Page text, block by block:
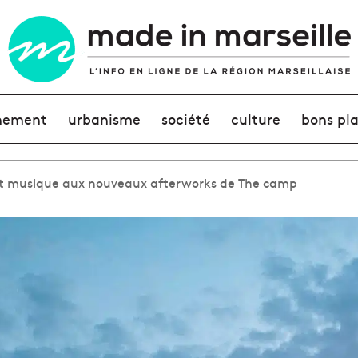
urbanisme société culture bons
musique aux nouveaux afterworks de The camp